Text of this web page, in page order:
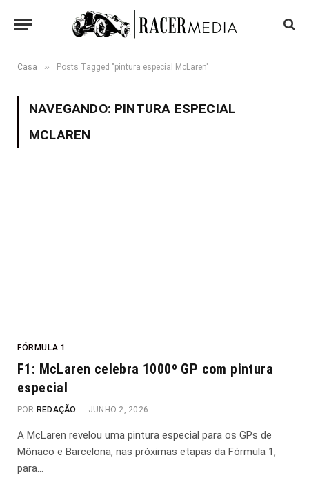
Casa » Posts Tagged "pintura especial McLaren"
NAVEGANDO: PINTURA ESPECIAL
MCLAREN
FÓRMULA 1
F1: McLaren celebra 1000º GP com pintura
especial
POR REDAÇÃO JUNHO 2, 2026
A McLaren revelou uma pintura especial para os GPs de
Mônaco e Barcelona, nas próximas etapas da Fórmula 1,
para…